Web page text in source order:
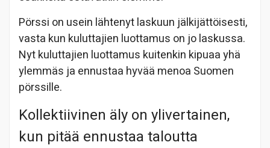
Pörssi on usein lähtenyt laskuun jälkijättöisesti,
vasta kun kuluttajien luottamus on jo laskussa.
Nyt kuluttajien luottamus kuitenkin kipuaa yhä
ylemmäs ja ennustaa hyvää menoa Suomen
pörssille.
Kollektiivinen äly on ylivertainen,
kun pitää ennustaa taloutta